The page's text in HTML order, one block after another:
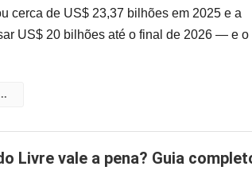
cerca de US$ 23,37 bilhões em 2025 e a
US$ 20 bilhões até o final de 2026 — e o
Livre vale a pena? Guia